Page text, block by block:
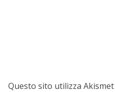
Questo sito utilizza